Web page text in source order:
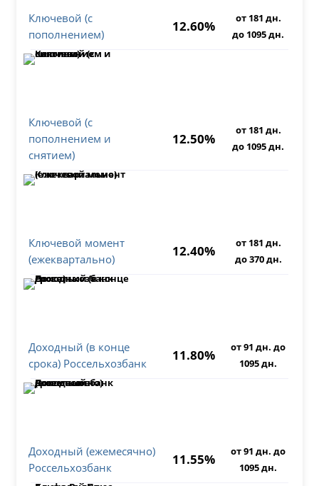
Ключевой (с
пополнением)
12.60%
от 181 дн.
до 1095 дн.
Ключевой (с
пополнением и
снятием)
12.50%
от 181 дн.
до 1095 дн.
Ключевой момент
(ежеквартально)
12.40%
от 181 дн.
до 370 дн.
Доходный (в конце
срока) Россельхозбанк
11.80%
от 91 дн. до
1095 дн.
Доходный (ежемесячно)
Россельхозбанк
11.55%
от 91 дн. до
1095 дн.